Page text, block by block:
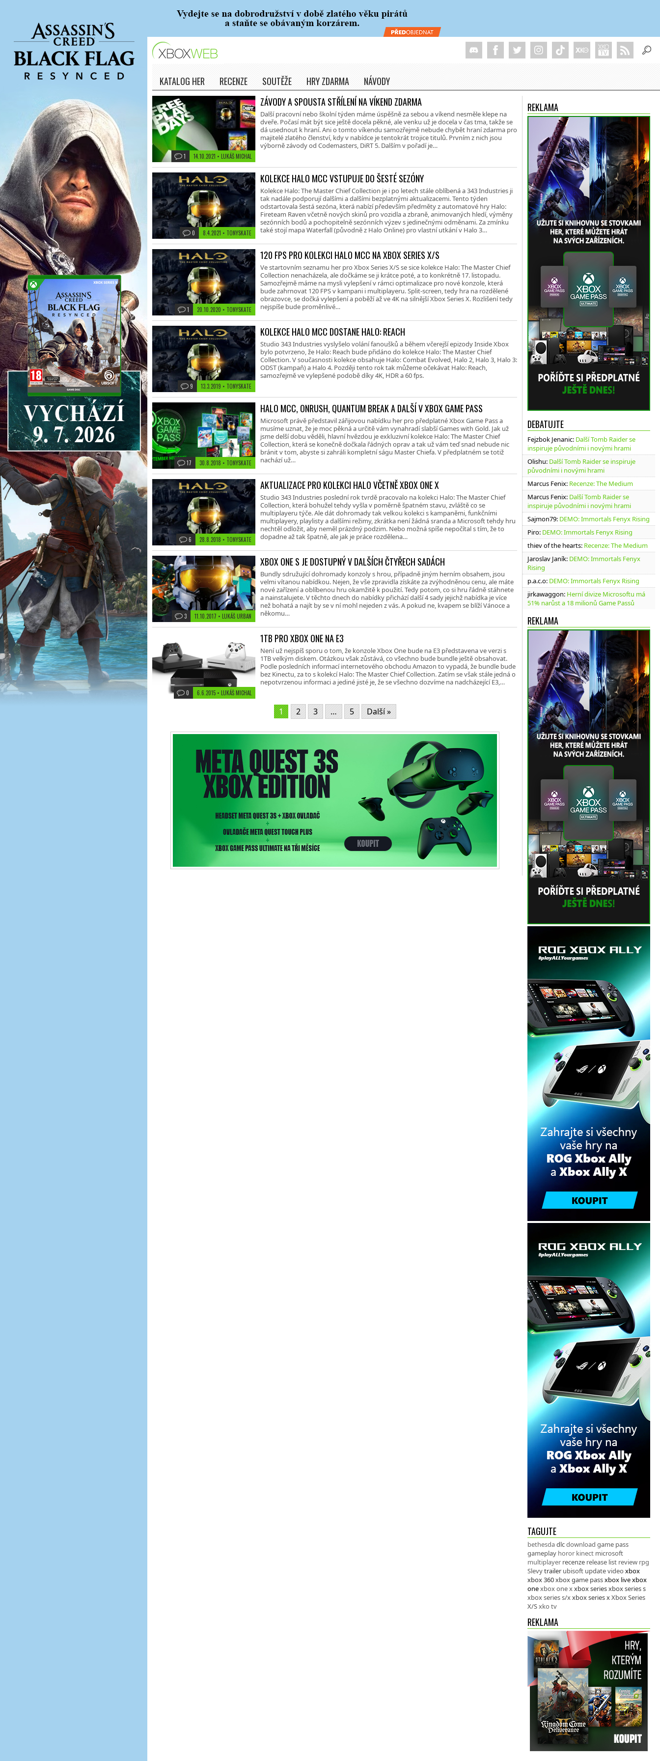
KATALOG HER RECENZE SOUTĚŽE HRY ZDARMA NÁVODY
REKLAMA
DEBATUJTE
Fejzbok Jenanic: Další Tomb Raider se
inspiruje původními i novými hrami
Olishu: Další Tomb Raider se inspiruje
původními i novými hrami
Marcus Fenix: Recenze: The Medium
Marcus Fenix: Další Tomb Raider se
inspiruje původními i novými hrami
Sajmon79: DEMO: Immortals Fenyx Rising
Piro: DEMO: Immortals Fenyx Rising
thiev of the hearts: Recenze: The Medium
Jaroslav Janík: DEMO: Immortals Fenyx
Rising
p.a.c.o: DEMO: Immortals Fenyx Rising
jirkawaggon: Herní divize Microsoftu má
51% narůst a 18 milionů Game Passů
REKLAMA
TAGUJTE
bethesdadlcdownload game pass
gameplay horor kinect microsoft
multiplayer recenze release list review rpg
Slevytrailer ubisoft updatevideo xbox
xbox 360xbox game passxbox livexbox
onexbox one xxbox seriesxbox series s
xbox series s/xxbox series xXbox Series
X/Sxko tv
REKLAMA
14.10.2021 • LUKÁŠ MICHAL
1
ZÁVODY A SPOUSTA STŘÍLENÍ NA VÍKEND ZDARMA
Další pracovní nebo školní týden máme úspěšně za sebou a víkend nesměle klepe na
dveře. Počasí mát být sice ještě docela pěkné, ale venku už je docela v čas tma, takže se
dá usednout k hraní. Ani o tomto víkendu samozřejmě nebude chybět hraní zdarma pro
majitelé zlatého členství, kdy v nabídce je tentokrát trojice titulů. Prvním z nich jsou
výborně závody od Codemasters, DiRT 5. Dalším v pořadí je…
8.4.2021 • TONYSKATE
0
KOLEKCE HALO MCC VSTUPUJE DO ŠESTÉ SEZÓNY
Kolekce Halo: The Master Chief Collection je i po letech stále oblíbená a 343 Industries ji
tak nadále podporují dalšími a dalšími bezplatnými aktualizacemi. Tento týden
odstartovala šestá sezóna, která nabízí především předměty z automatové hry Halo:
Fireteam Raven včetně nových skinů pro vozidla a zbraně, animovaných hledí, výměny
sezónních bodů a pochopitelně sezónních výzev s jedinečnými odměnami. Za zmínku
také stojí mapa Waterfall (původně z Halo Online) pro vlastní utkání v Halo 3…
20.10.2020 • TONYSKATE
1
120 FPS PRO KOLEKCI HALO MCC NA XBOX SERIES X/S
Ve startovním seznamu her pro Xbox Series X/S se sice kolekce Halo: The Master Chief
Collection nenacházela, ale dočkáme se ji krátce poté, a to konkrétně 17. listopadu.
Samozřejmě máme na mysli vylepšení v rámci optimalizace pro nové konzole, která
bude zahrnovat 120 FPS v kampani i multiplayeru. Split-screen, tedy hra na rozdělené
obrazovce, se dočká vylepšení a poběží až ve 4K na silnější Xbox Series X. Rozlišení tedy
nejspíše bude proměnlivé…
13.3.2019 • TONYSKATE
9
KOLEKCE HALO MCC DOSTANE HALO: REACH
Studio 343 Industries vyslyšelo volání fanoušků a během včerejší epizody Inside Xbox
bylo potvrzeno, že Halo: Reach bude přidáno do kolekce Halo: The Master Chief
Collection. V současnosti kolekce obsahuje Halo: Combat Evolved, Halo 2, Halo 3, Halo 3:
ODST (kampaň) a Halo 4. Později tento rok tak můžeme očekávat Halo: Reach,
samozřejmě ve vylepšené podobě díky 4K, HDR a 60 fps.
30.8.2018 • TONYSKATE
17
HALO MCC, ONRUSH, QUANTUM BREAK A DALŠÍ V XBOX GAME PASS
Microsoft právě představil zářijovou nabídku her pro předplatné Xbox Game Pass a
musíme uznat, že je moc pěkná a určitě vám vynahradí slabší Games with Gold. Jak už
jsme delší dobu věděli, hlavní hvězdou je exkluzivní kolekce Halo: The Master Chief
Collection, která se konečně dočkala řádných oprav a tak už vám teď snad nebude nic
bránit v tom, abyste si zahráli kompletní ságu Master Chiefa. V předplatném se totiž
nachází už…
28.8.2018 • TONYSKATE
6
AKTUALIZACE PRO KOLEKCI HALO VČETNĚ XBOX ONE X
Studio 343 Industries poslední rok tvrdě pracovalo na kolekci Halo: The Master Chief
Collection, která bohužel tehdy vyšla v poměrně špatném stavu, zvláště co se
multiplayeru týče. Ale dát dohromady tak velkou kolekci s kampaněmi, funkčními
multiplayery, playlisty a dalšími režimy, zkrátka není žádná sranda a Microsoft tehdy hru
nechtěl odložit, aby neměl prázdný podzim. Nebo možná spíše nepočítal s tím, že to
dopadne až tak špatně, ale jak je práce rozdělena…
11.10.2017 • LUKÁŠ URBAN
3
XBOX ONE S JE DOSTUPNÝ V DALŠÍCH ČTYŘECH SADÁCH
Bundly sdružující dohromady konzoly s hrou, případně jiným herním obsahem, jsou
velmi vítanou nabídkou. Nejen, že vše zpravidla získáte za zvýhodněnou cenu, ale máte
nové zařízení a oblíbenou hru okamžitě k použití. Tedy potom, co si hru řádně stáhnete
a nainstalujete. V těchto dnech do nabídky přichází další 4 sady jejichž nabídka je více
než bohatá a najít by se v ní mohl nejeden z vás. A pokud ne, kvapem se blíží Vánoce a
někomu…
6.6.2015 • LUKÁŠ MICHAL
0
1TB PRO XBOX ONE NA E3
Není už nejspíš sporu o tom, že konzole Xbox One bude na E3 představena ve verzi s
1TB velkým diskem. Otázkou však zůstává, co všechno bude bundle ještě obsahovat.
Podle posledních informací internetového obchodu Amazon to vypadá, že bundle bude
bez Kinectu, za to s kolekcí Halo: The Master Chief Collection. Zatím se však stále jedná o
nepotvrzenou informaci a jediné jisté je, že se všechno dozvíme na nadcházející E3,…
1 2 3 … 5 Další »